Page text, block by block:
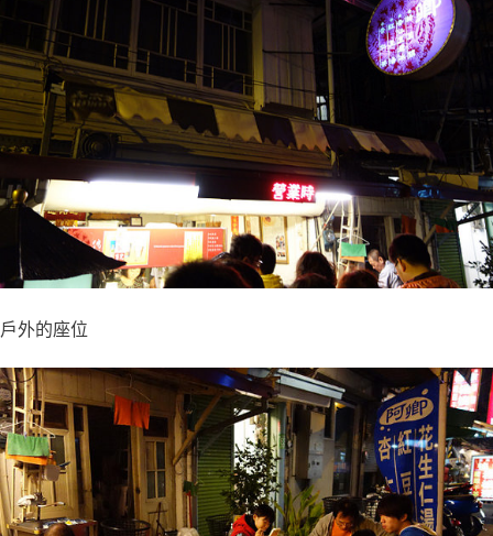
戶外的座位